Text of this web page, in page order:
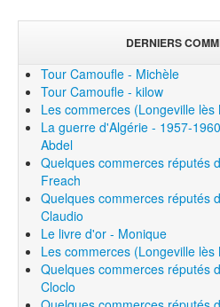
DERNIERS
Tour Camoufle - Michèle
Tour Camoufle - kilow
Les commerces (Longeville lès
La guerre d'Algérie - 1957-
Abdel
Quelques commerces réputés
Freach
Quelques commerces réputés
Claudio
Le livre d'or - Monique
Les commerces (Longeville
Quelques commerces réputés
Cloclo